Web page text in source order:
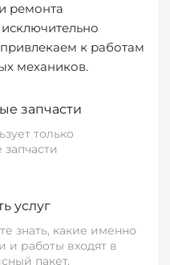
ремонта
к работам
механиков.
запчасти
только
услуг
знать, какие именно
и работы входят в
пакет.